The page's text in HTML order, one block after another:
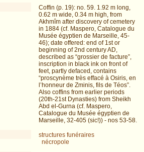
Coffin (p. 19): no. 59. 1.92 m long,
0.62 m wide, 0.34 m high, from
Akhmîm after discovery of cemetery
in 1884 (cf. Maspero, Catalogue du
Musée égyptien de Marseille, 45-
46); date offered: end of 1st or
beginning of 2nd century AD,
described as “grossier de facture”,
inscription in black ink on front of
feet, partly defaced, contains
“proscynème très effacé à Osiris, en
l’honneur de Zminis, fils de Téos”.
Also coffins from earlier periods
(20th-21st Dynasties) from Sheikh
Abd el-Gurna (cf. Maspero,
Catalogue du Musée égyptien de
Marseille, 32-405 (sic!)) - nos 53-58.
structures funéraires
nécropole